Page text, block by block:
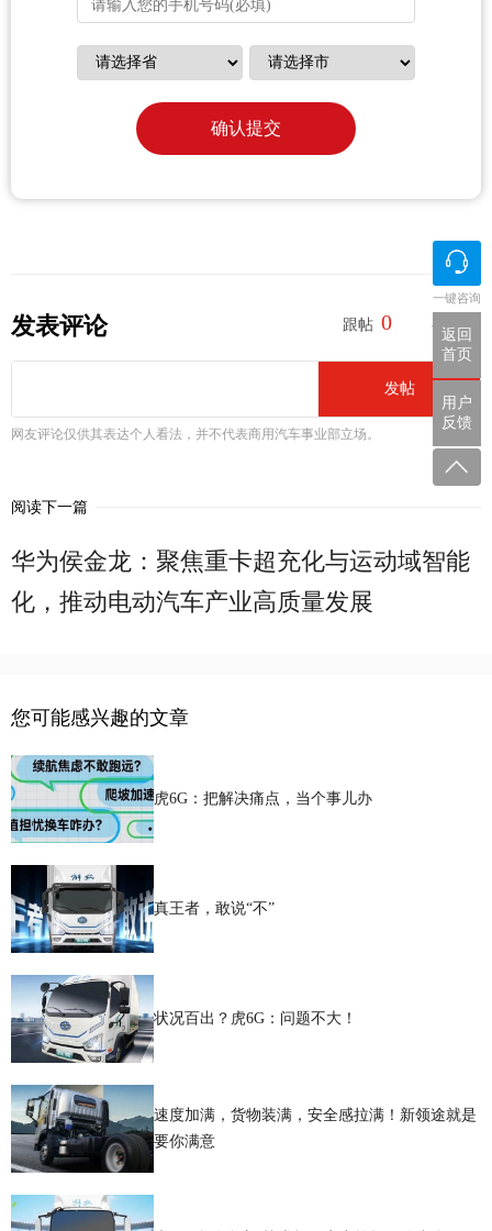
确认提交
发表评论 跟帖 0 参与 0
发帖
网友评论仅供其表达个人看法，并不代表商用汽车事业部立场。
阅读下一篇
华为侯金龙：聚焦重卡超充化与运动域智能
化，推动电动汽车产业高质量发展
您可能感兴趣的文章
虎6G：把解决痛点，当个事儿办
真王者，敢说“不”
状况百出？虎6G：问题不大！
速度加满，货物装满，安全感拉满！新领途就是
要你满意
一键咨询
返回
首页
用户
反馈